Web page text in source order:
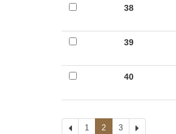
38
39
40
上 1 2 3